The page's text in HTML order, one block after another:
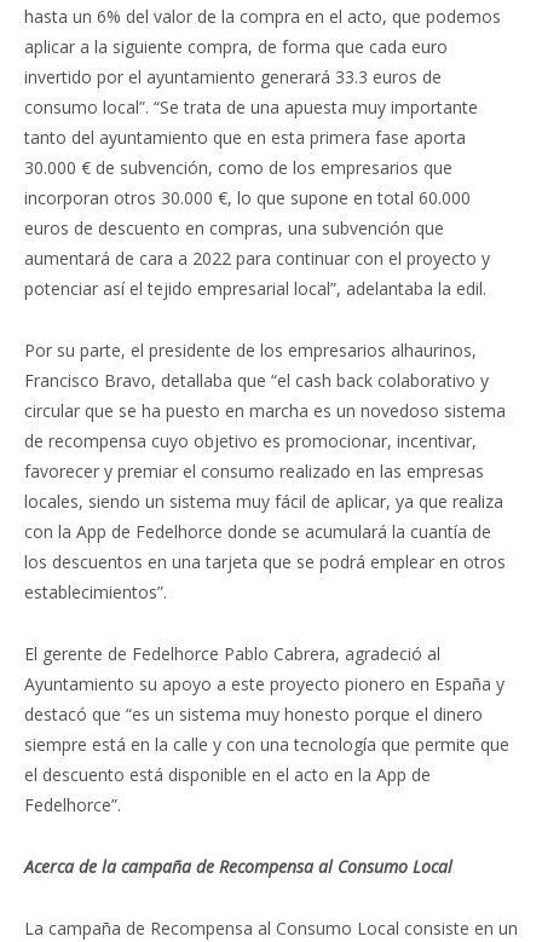
hasta un 6% del valor de la compra en el acto, que podemos
aplicar a la siguiente compra, de forma que cada euro
invertido por el ayuntamiento generará 33.3 euros de
consumo local”. “Se trata de una apuesta muy importante
tanto del ayuntamiento que en esta primera fase aporta
30.000 € de subvención, como de los empresarios que
incorporan otros 30.000 €, lo que supone en total 60.000
euros de descuento en compras, una subvención que
aumentará de cara a 2022 para continuar con el proyecto y
potenciar así el tejido empresarial local”, adelantaba la edil.
Por su parte, el presidente de los empresarios alhaurinos,
Francisco Bravo, detallaba que “el cash back colaborativo y
circular que se ha puesto en marcha es un novedoso sistema
de recompensa cuyo objetivo es promocionar, incentivar,
favorecer y premiar el consumo realizado en las empresas
locales, siendo un sistema muy fácil de aplicar, ya que realiza
con la App de Fedelhorce donde se acumulará la cuantía de
los descuentos en una tarjeta que se podrá emplear en otros
establecimientos”.
El gerente de Fedelhorce Pablo Cabrera, agradeció al
Ayuntamiento su apoyo a este proyecto pionero en España y
destacó que “es un sistema muy honesto porque el dinero
siempre está en la calle y con una tecnología que permite que
el descuento está disponible en el acto en la App de
Fedelhorce”.
Acerca de la campaña de Recompensa al Consumo Local
La campaña de Recompensa al Consumo Local consiste en un